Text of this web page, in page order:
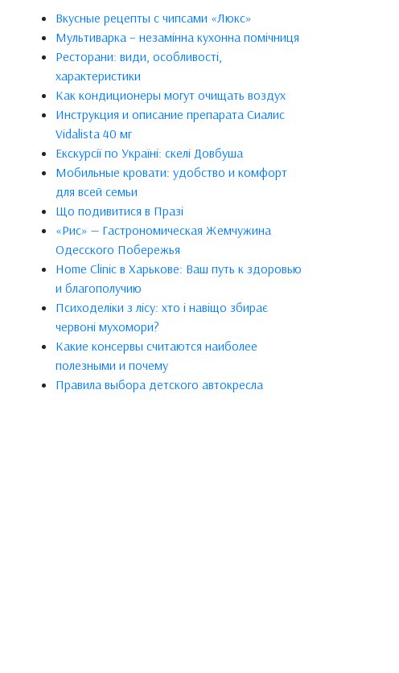
Вкусные рецепты с чипсами «Люкс»
Мультиварка – незамінна кухонна помічниця
Ресторани: види, особливості,
характеристики
Как кондиционеры могут очищать воздух
Инструкция и описание препарата Сиалис
Vidalista 40 мг
Екскурсії по Україні: скелі Довбуша
Мобильные кровати: удобство и комфорт
для всей семьи
Що подивитися в Празі
«Рис» — Гастрономическая Жемчужина
Одесского Побережья
Home Clinic в Харькове: Ваш путь к здоровью
и благополучию
Психоделіки з лісу: хто і навіщо збирає
червоні мухомори?
Какие консервы считаются наиболее
полезными и почему
Правила выбора детского автокресла